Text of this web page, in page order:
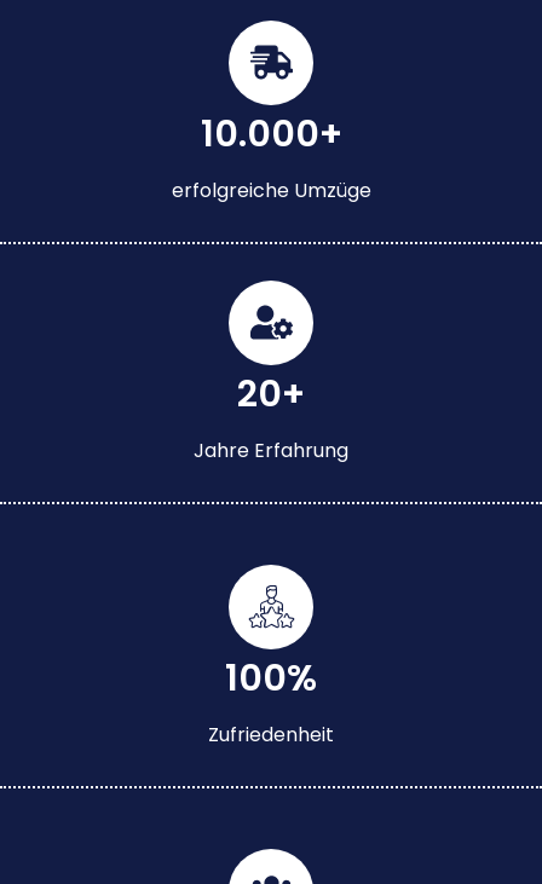
10.000+
erfolgreiche Umzüge
20+
Jahre Erfahrung
100%
Zufriedenheit